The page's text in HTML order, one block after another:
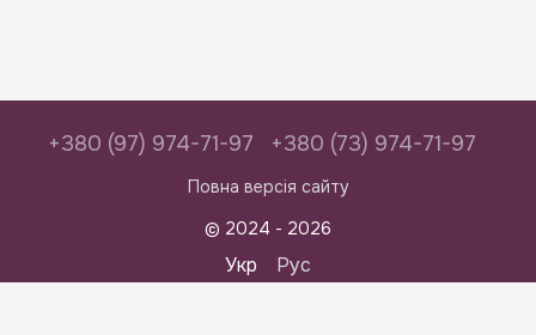
+380 (97) 974-71-97 +380 (73) 974-71-97
Повна версія сайту
© 2024 - 2026
Укр Рус